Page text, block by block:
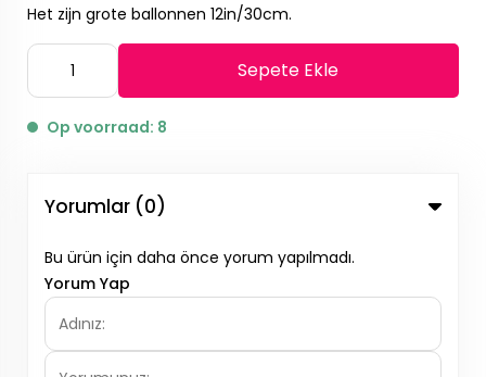
Het zijn grote ballonnen 12in/30cm.
Sepete Ekle
Op voorraad: 8
Yorumlar (0)
Bu ürün için daha önce yorum yapılmadı.
Yorum Yap